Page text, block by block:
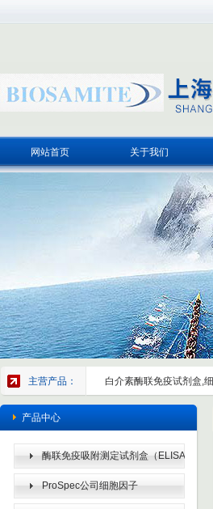
网站首页 关于我们
主营产品： 白介素酶联免疫试剂盒,
产品中心
酶联免疫吸附测定试剂盒（ELISA
KIT） ProSpec公司细胞因子